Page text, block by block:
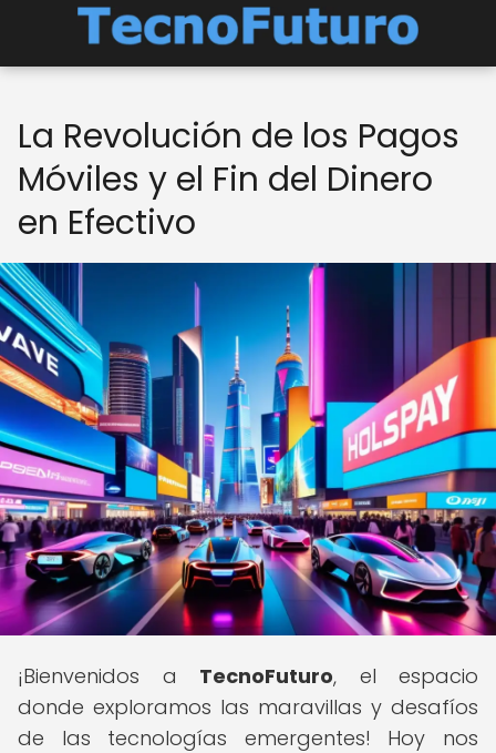
La Revolución de los Pagos
Móviles y el Fin del Dinero
en Efectivo
¡Bienvenidos a TecnoFuturo, el espacio
donde exploramos las maravillas y desafíos
de las tecnologías emergentes! Hoy nos